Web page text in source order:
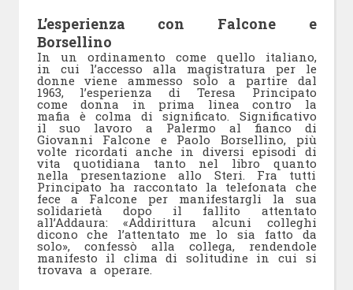
L’esperienza con Falcone e
Borsellino
In un ordinamento come quello italiano,
in cui l’accesso alla magistratura per le
donne viene ammesso solo a partire dal
1963, l’esperienza di Teresa Principato
come donna in prima linea contro la
mafia è colma di significato. Significativo
il suo lavoro a Palermo al fianco di
Giovanni Falcone e Paolo Borsellino, più
volte ricordati anche in diversi episodi di
vita quotidiana tanto nel libro quanto
nella presentazione allo Steri. Fra tutti
Principato ha raccontato la telefonata che
fece a Falcone per manifestargli la sua
solidarietà dopo il fallito attentato
all’Addaura: «Addirittura alcuni colleghi
dicono che l’attentato me lo sia fatto da
solo», confessò alla collega, rendendole
manifesto il clima di solitudine in cui si
trovava a operare.